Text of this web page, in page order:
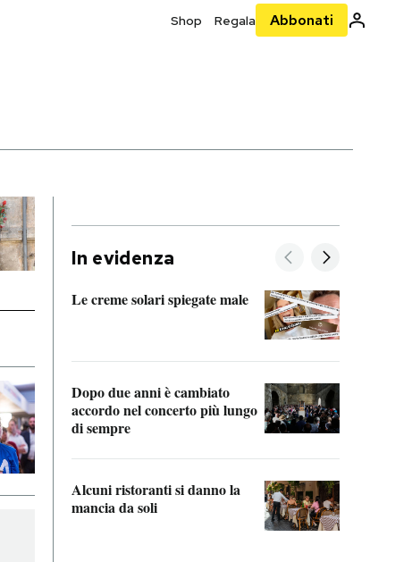
Shop Regala Abbonati
In evidenza
Le creme solari spiegate male
Dopo due anni è cambiato
accordo nel concerto più lungo
di sempre
Alcuni ristoranti si danno la
mancia da soli